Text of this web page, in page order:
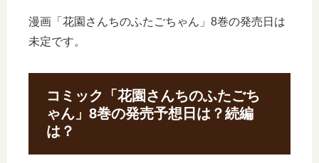
漫画「花園さんちのふたごちゃん」8巻の発売日は
未定です。
コミック「花園さんちのふたごち
ゃん」8巻の発売予想日は？続編
は？